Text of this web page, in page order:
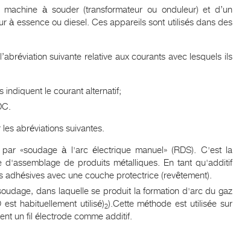
machine à souder (transformateur ou onduleur) et d’un
à essence ou diesel. Ces appareils sont utilisés dans des
suivante relative aux courants avec lesquels ils
indiquent le courant alternatif;
abréviations suivantes.
«soudage à l'arc électrique manuel» (RDS). C'est la
d'assemblage de produits métalliques. En tant qu'additif
avec une couche protectrice (revêtement).
dans laquelle se produit la formation d'arc du gaz
habituellement utilisé)2).Cette méthode est utilisée sur
un fil électrode comme additif.